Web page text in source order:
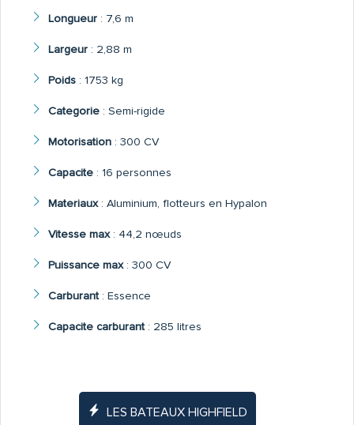
Longueur: 7,6 m
Largeur: 2,88 m
Poids: 1753 kg
Categorie: Semi-rigide
Motorisation: 300 CV
Capacite: 16 personnes
Materiaux: Aluminium, flotteurs en Hypalon
Vitesse max: 44,2 nœuds
Puissance max: 300 CV
Carburant: Essence
Capacite carburant: 285 litres
LES BATEAUX HIGHFIELD